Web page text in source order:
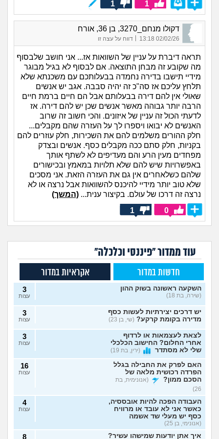
1
1
דקולו מנחם_3270, בן 36, אורח
02/02/26 13:18
| דווח על עצה זו
תראה דיברת על עניין של השוואות אז... אני חושב שלבסוף
מה שקובע זה מבחן התוצאה. אם לבסוף לא בגיל מבוגר
מידיי תישבו בדירה נחמדה בבעלותכם עם משכנתא שלא
תלחץ עליכם אז סה"כ זה יהיה סבבה. אגב יש אנשים
שאולי אין להם דירה בבעלותם אבל הם חיים ברמת חיים
הרבה יותר גבוהה מאשר אנשים שכן יש להם דירה. אז
לדעתי הכול זה עניין של איזונים. והכי חשוב זה שרוב
האנשים לא יבואו ויספרו לך על העזרה שהם מקבלים...
חלק ההורים משלמים להם את השכירות, חלק עוזרים להם
בקניות, חלק סתם ככה מקבלים כסף. אנשים ובצדק
מפחדים מעין הרע והם מעדיפים לא לשתף אותך
באפשרויות שיש להם שלא תלויות במאמץ ובכישורים
שלהם כשלאחרים אין גם את העזרה הזאת. אני מסכים
שלא טוב יותר מידיי להיכנס להשוואות אבל נרצה או לא
נרצה זה דרכו של עולם. בקיצור ענית... (המשך)
0
1
עוד ממדור "פיננסי וכלכלה"
חדשות במדור אקראיות במדור
השקעה ראשונה בשוק ההון
(שירה, בת 18)
3
עצות
יש דרכים יצירתיות לעשות כסף
מדירה בקומת קרקע? (שי, בן 23)
3
עצות
לצאת לעצמאות או לרדוף
אחרי החלום? החישוב הכלכלי
שלי לא מסתדר
(ירין, בת 19)
3
עצות
האם לפרק את החבילה בגלל
הפרדה רכושית מלאה של
הסכם ממון?
(אנונימית, בת
26)
16
עצות
העבודה הפכה להיות אובססיה,
כאשר אני לא עובד או מרוויח
כסף יש מעלי שד אשמה
(אנונימי, בן 25)
4
עצות
איך אתן יודעות שמישהו עשיר? 8